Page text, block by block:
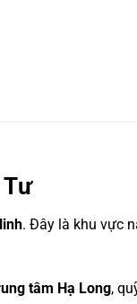
Tư
. Đây là khu vực
tâm Hạ Long,